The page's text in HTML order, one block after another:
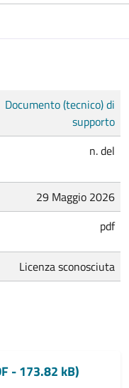
Documento (tecnico) di
supporto
n. del
29 Maggio 2026
pdf
Licenza sconosciuta
- 173.82 kB)